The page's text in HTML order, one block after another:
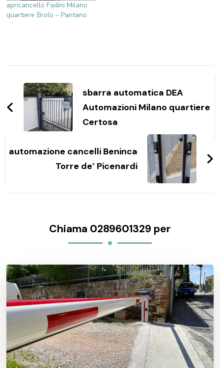
apricancello Fadini Milano
quartiere Brolo – Pantano
articoli
sbarra automatica DEA
Automazioni Milano quartiere
Certosa
automazione cancelli Beninca
Torre de’ Picenardi
Chiama 0289601329 per